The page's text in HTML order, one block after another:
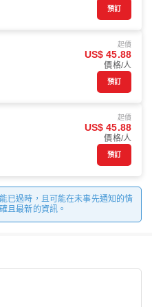
預訂
起價
US$ 45.88
價格/人
預訂
起價
US$ 45.88
價格/人
預訂
已過時，且可能在未事先通知的情
且最新的資訊。